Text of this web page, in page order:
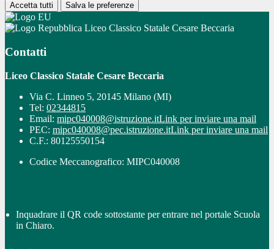
Accetta tutti Salva le preferenze
Liceo Classico Statale Cesare Beccaria
Contatti
Liceo Classico Statale Cesare Beccaria
Via C. Linneo 5, 20145 Milano (MI)
Tel: 02344815
Email: mipc040008@istruzione.itLink per inviare una mail
PEC: mipc040008@pec.istruzione.itLink per inviare una mail
C.F.: 80125550154
Codice Meccanografico: MIPC040008
Inquadrare il QR code sottostante per entrare nel portale Scuola
in Chiaro.